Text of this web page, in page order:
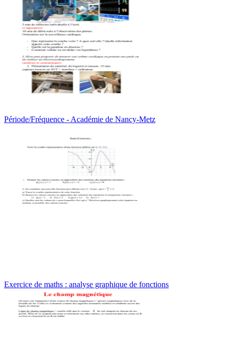
Période/Fréquence - Académie de Nancy-Metz
Exercice de maths : analyse graphique de fonctions